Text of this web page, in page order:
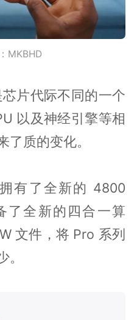
MKBHD
片代际不同的一个
以及神经引擎等相
了质的变化。
有了全新的 4800
了全新的四合一算
文件，将 Pro 系列